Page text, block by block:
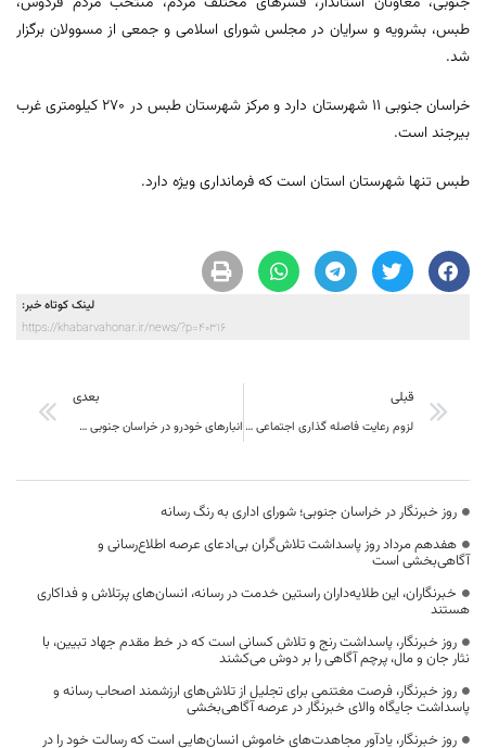
طبس، بشرویه و سرایان در مجلس شورای اسلامی و جمعی از مسوولان برگزار
شد.
خراسان جنوبی ۱۱ شهرستان دارد و مرکز شهرستان طبس در ۲۷۰ کیلومتری غرب
بیرجند است.
طبس تنها شهرستان استان است که فرمانداری ویژه دارد.
لینک کوتاه خبر:
https://khabarvahonar.ir/news/?p=40316
قبلی
لزوم رعایت فاصله گذاری اجتماعی و استفاده از ماسک در لیالی قدر
بعدی
انبارهای خودرو در خراسان جنوبی ملزم به اعلام موجودی شدند
روز خبرنگار در خراسان جنوبی؛ شورای اداری به رنگ رسانه
هفدهم مرداد روز پاسداشت تلاش‌گران بی‌ادعای عرصه اطلاع‌رسانی و
آگاهی‌بخشی است
خبرنگاران، این طلایه‌داران راستین خدمت در رسانه، انسان‌های پرتلاش و فداکاری
هستند
روز خبرنگار، پاسداشت رنج و تلاش کسانی است که در خط مقدم جهاد تبیین، با
نثار جان و مال، پرچم آگاهی را بر دوش می‌کشند
روز خبرنگار، فرصت مغتنمی برای تجلیل از تلاش‌های ارزشمند اصحاب رسانه و
پاسداشت جایگاه والای خبرنگار در عرصه آگاهی‌بخشی
روز خبرنگار، یادآور مجاهدت‌های خاموش انسان‌هایی است که رسالت خود را در